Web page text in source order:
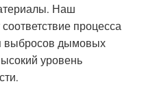
Наш
процесса
выбросов дымовых
уровень